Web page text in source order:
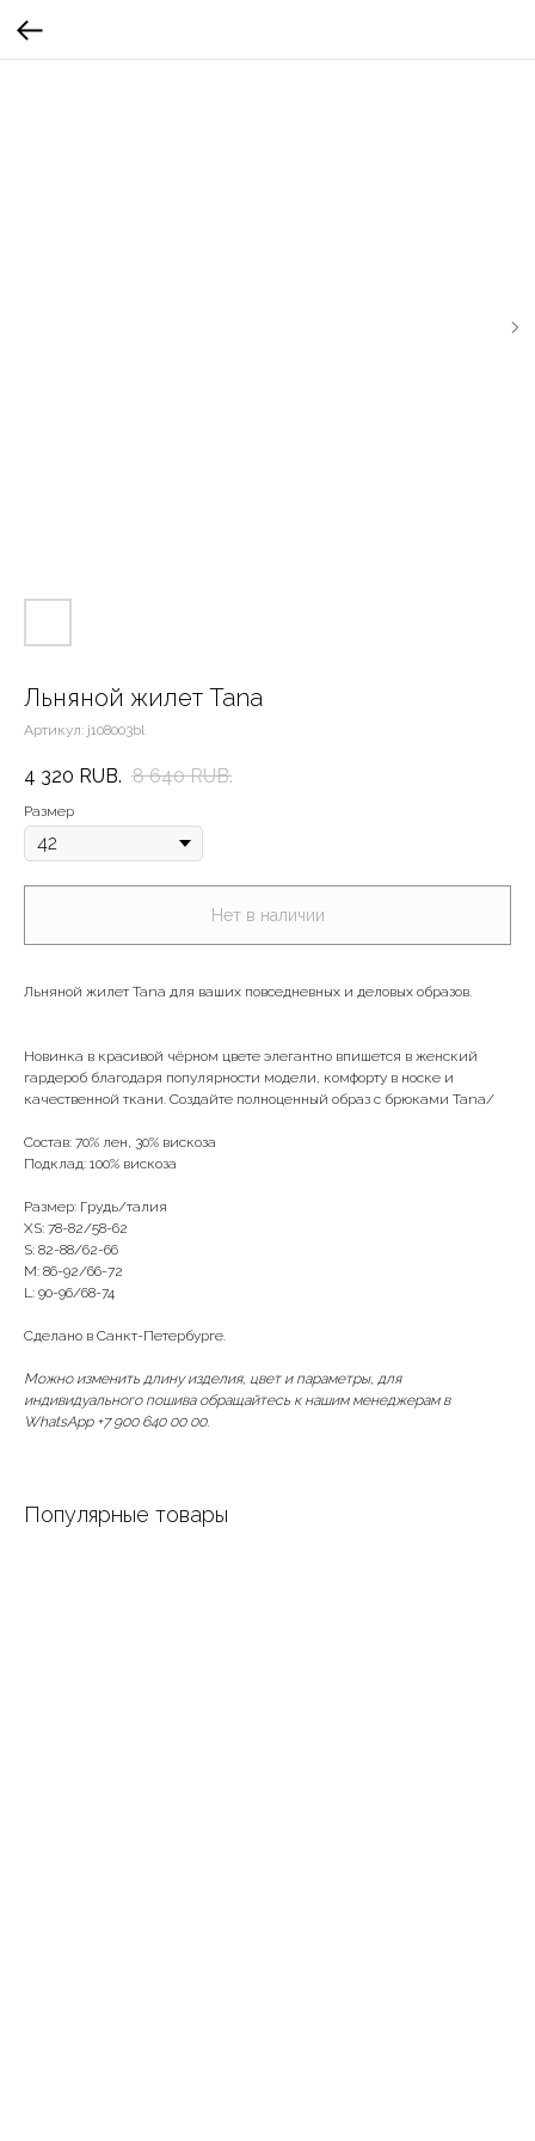
Льняной жилет Tana
Артикул: j108003bl
4 320 RUB. 8 640 RUB.
Размер
Нет в наличии
Льняной жилет Tana для ваших повседневных и деловых образов.
Новинка в красивой чёрном цвете элегантно впишется в женский
гардероб благодаря популярности модели, комфорту в носке и
качественной ткани. Создайте полноценный образ с брюками Tana/
Состав: 70% лен, 30% вискоза
Подклад: 100% вискоза
Размер: Грудь/талия
XS: 78-82/58-62
S: 82-88/62-66
М: 86-92/66-72
L: 90-96/68-74
Сделано в Санкт-Петербурге.
Можно изменить длину изделия, цвет и параметры, для
индивидуального пошива обращайтесь к нашим менеджерам в
WhatsApp +7 900 640 00 00.
Популярные товары